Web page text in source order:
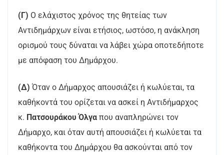
(Γ) Ο ελάχιστος χρόνος της θητείας των
Αντιδημάρχων είναι ετήσιος, ωστόσο, η ανάκληση
ορισμού τους δύναται να λάβει χώρα οποτεδήποτε
με απόφαση του Δημάρχου.
(Δ) Όταν ο Δήμαρχος απουσιάζει ή κωλύεται, τα
καθήκοντά του ορίζεται να ασκεί η Αντιδήμαρχος
κ. Πατσουράκου Όλγα που αναπληρώνει τον
Δήμαρχο, και όταν αυτή απουσιάζει ή κωλύεται τα
καθήκοντα του Δημάρχου θα ασκούνται από τον